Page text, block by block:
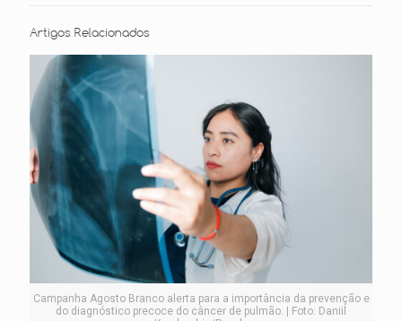
Artigos Relacionados
Campanha Agosto Branco alerta para a importância da prevenção e
do diagnóstico precoce do câncer de pulmão. | Foto: Daniil